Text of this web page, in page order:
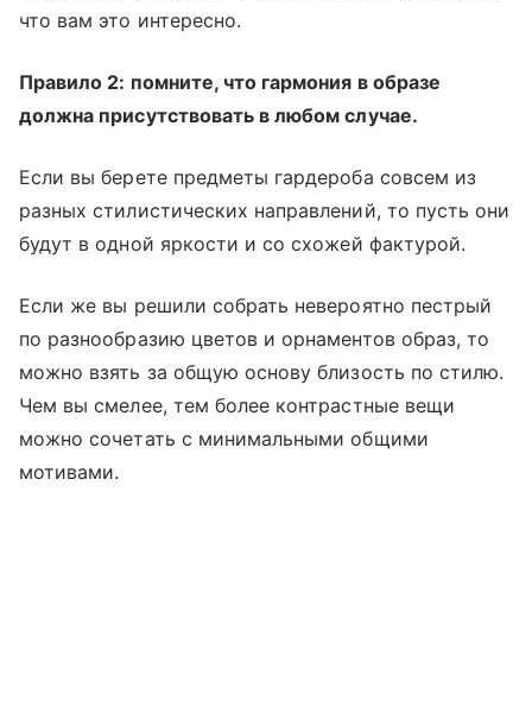
что вам это интересно.
Правило 2: помните, что гармония в образе
должна присутствовать в любом случае.
Если вы берете предметы гардероба совсем из
разных стилистических направлений, то пусть они
будут в одной яркости и со схожей фактурой.
Если же вы решили собрать невероятно пестрый
по разнообразию цветов и орнаментов образ, то
можно взять за общую основу близость по стилю.
Чем вы смелее, тем более контрастные вещи
можно сочетать с минимальными общими
мотивами.